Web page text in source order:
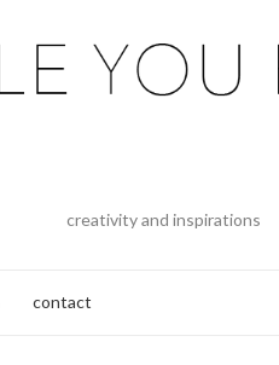
creativity and inspirations
contact